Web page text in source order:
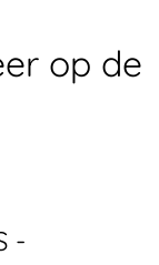
op de
-